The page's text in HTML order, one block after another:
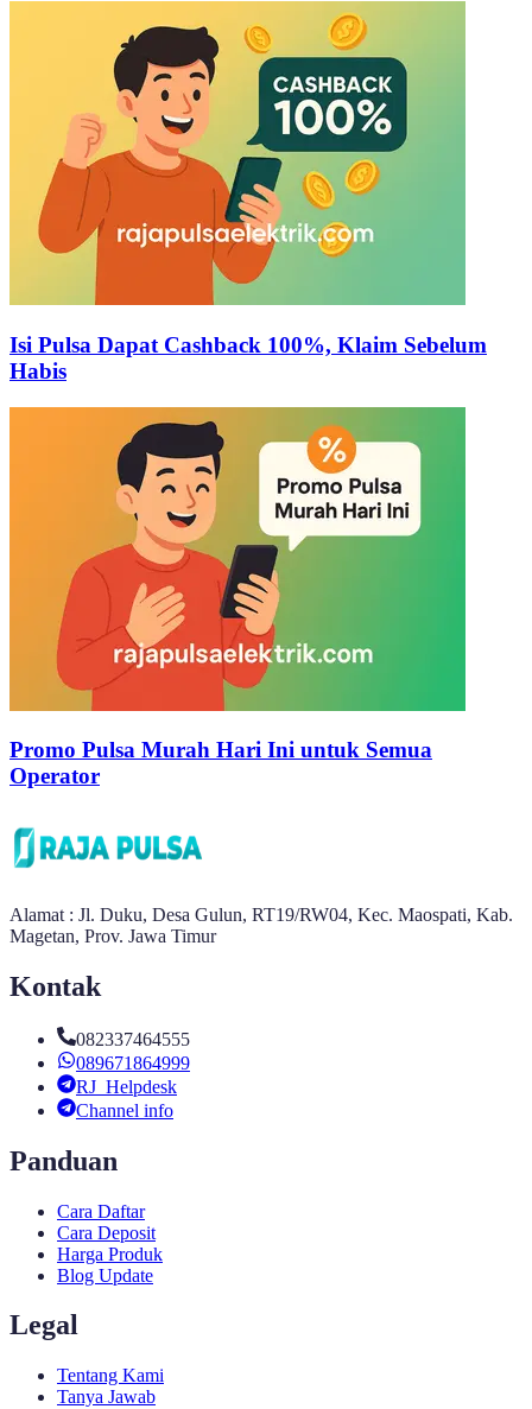
Isi Pulsa Dapat Cashback 100%, Klaim Sebelum
Habis
Promo Pulsa Murah Hari Ini untuk Semua
Operator
Alamat : Jl. Duku, Desa Gulun, RT19/RW04, Kec. Maospati, Kab.
Magetan, Prov. Jawa Timur
Kontak
082337464555
089671864999
RJ_Helpdesk
Channel info
Panduan
Cara Daftar
Cara Deposit
Harga Produk
Blog Update
Legal
Tentang Kami
Tanya Jawab